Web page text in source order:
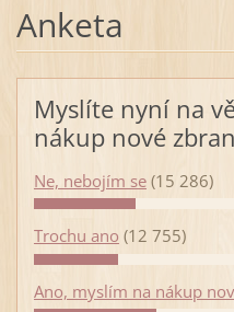
Anketa
Myslíte nyní na
nákup nové
Ne, nebojím se (15 286)
Trochu ano (12 755)
Ano, myslím na nákup